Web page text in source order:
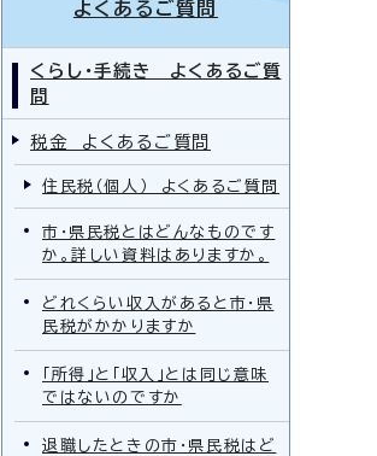
よくあるご質問
くらし・手続き よくあるご質
問
税金 よくあるご質問
住民税（個人） よくあるご質問
市・県民税とはどんなものです
か。詳しい資料はありますか。
どれくらい収入があると市・県
民税がかかりますか
「所得」と「収入」とは同じ意味
ではないのですか
退職したときの市・県民税はど